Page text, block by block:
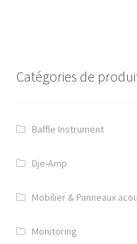
Presets
S.A.V
Dje-Amp
Contact
Catégories de
Baffle Instrument
Dje-Amp
Mobilier & Panneaux
Monitoring